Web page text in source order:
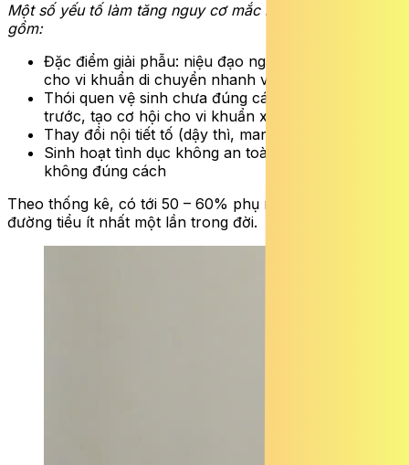
Một số yếu tố làm tăng nguy cơ mắc bệnh ở phụ nữ
gồm:
Đặc điểm giải phẫu: niệu đạo ngắn, tạo điều kiện
cho vi khuẩn di chuyển nhanh vào bàng quang
Thói quen vệ sinh chưa đúng cách: lau từ sau ra
trước, tạo cơ hội cho vi khuẩn xâm nhập
Thay đổi nội tiết tố (dậy thì, mang thai, mãn kinh)
Sinh hoạt tình dục không an toàn hoặc vệ sinh
không đúng cách
Theo thống kê, có tới 50 – 60% phụ nữ từng mắc viêm
đường tiểu ít nhất một lần trong đời.